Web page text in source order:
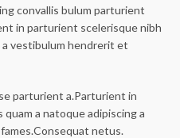
convallis bulum parturient
in parturient scelerisque nibh
vestibulum hendrerit et
parturient a.Parturient in
a natoque adipiscing a
netus.